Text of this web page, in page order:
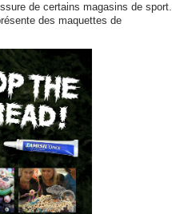
de certains magasins de sport.
des maquettes de